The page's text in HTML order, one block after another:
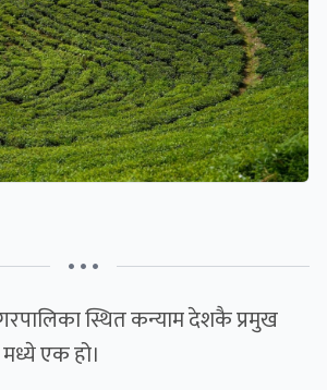
• • •
स्थित कन्याम देशकै प्रमुख
एक हो।